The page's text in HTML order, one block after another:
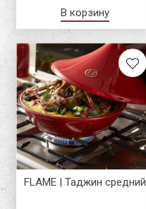
В корзину
FLAME | Таджин средний